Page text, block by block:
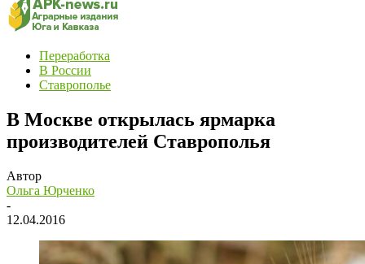
Переработка
В России
Ставрополье
В Москве открылась ярмарка
производителей Ставрополья
Автор
Ольга Юрченко
-
12.04.2016